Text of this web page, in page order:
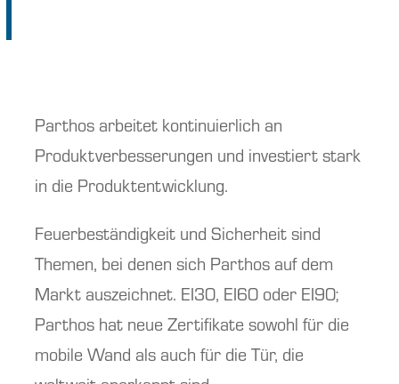
Parthos arbeitet kontinuierlich an
Produktverbesserungen und investiert stark
in die Produktentwicklung.
Feuerbeständigkeit und Sicherheit sind
Themen, bei denen sich Parthos auf dem
Markt auszeichnet. EI30, EI60 oder EI90;
Parthos hat neue Zertifikate sowohl für die
mobile Wand als auch für die Tür, die